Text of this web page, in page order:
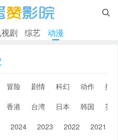

剧 综艺 动漫
冒险 剧情 科幻 动作
搞
香港 台湾 日本 韩国
英
2024 2023 2022 2021